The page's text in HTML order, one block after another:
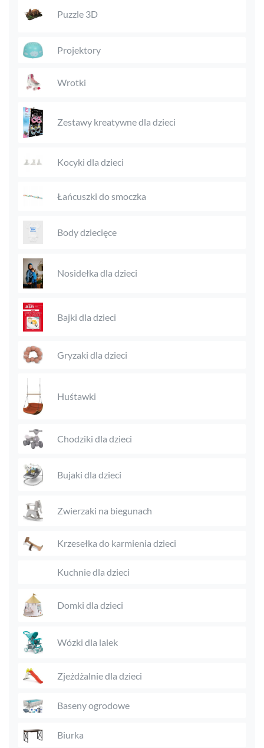
Puzzle 3D
Projektory
Wrotki
Zestawy kreatywne dla dzieci
Kocyki dla dzieci
Łańcuszki do smoczka
Body dziecięce
Nosidełka dla dzieci
Bajki dla dzieci
Gryzaki dla dzieci
Huśtawki
Chodziki dla dzieci
Bujaki dla dzieci
Zwierzaki na biegunach
Krzesełka do karmienia dzieci
Kuchnie dla dzieci
Domki dla dzieci
Wózki dla lalek
Zjeżdżalnie dla dzieci
Baseny ogrodowe
Biurka